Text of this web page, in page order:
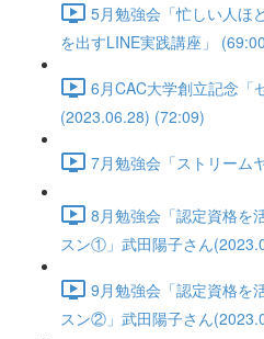
5月勉強会「忙しい人ほ
を出すLINE実践講座」
6月CAC大学創立記念「
(2023.06.28) (72:09)
7月勉強会「ストリーム
8月勉強会「認定資格を
スン①」武田陽子さん
9月勉強会「認定資格を
スン②」武田陽子さん